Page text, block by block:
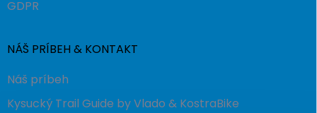
GDPR
NÁŠ PRÍBEH & KONTAKT
Náš príbeh
Kysucký Trail Guide by Vlado & KostraBike